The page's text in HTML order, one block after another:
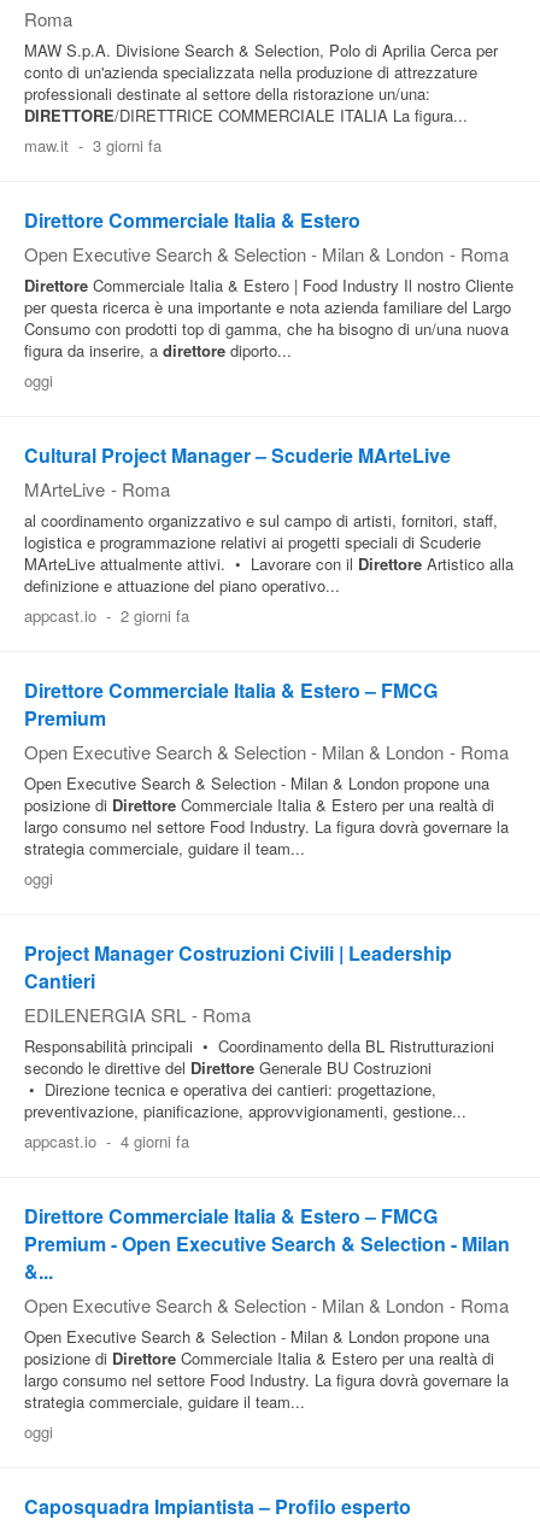
Roma
MAW S.p.A. Divisione Search & Selection, Polo di Aprilia Cerca per
conto di un'azienda specializzata nella produzione di attrezzature
professionali destinate al settore della ristorazione un/una:
DIRETTORE/DIRETTRICE COMMERCIALE ITALIA La figura...
maw.it - 3 giorni fa
Direttore Commerciale Italia & Estero
Open Executive Search & Selection - Milan & London - Roma
Direttore Commerciale Italia & Estero | Food Industry Il nostro Cliente
per questa ricerca è una importante e nota azienda familiare del Largo
Consumo con prodotti top di gamma, che ha bisogno di un/una nuova
figura da inserire, a direttore diporto...
oggi
Cultural Project Manager – Scuderie MArteLive
MArteLive - Roma
al coordinamento organizzativo e sul campo di artisti, fornitori, staff,
logistica e programmazione relativi ai progetti speciali di Scuderie
MArteLive attualmente attivi. • Lavorare con il Direttore Artistico alla
definizione e attuazione del piano operativo...
appcast.io - 2 giorni fa
Direttore Commerciale Italia & Estero – FMCG
Premium
Open Executive Search & Selection - Milan & London - Roma
Open Executive Search & Selection - Milan & London propone una
posizione di Direttore Commerciale Italia & Estero per una realtà di
largo consumo nel settore Food Industry. La figura dovrà governare la
strategia commerciale, guidare il team...
oggi
Project Manager Costruzioni Civili | Leadership
Cantieri
EDILENERGIA SRL - Roma
Responsabilità principali • Coordinamento della BL Ristrutturazioni
secondo le direttive del Direttore Generale BU Costruzioni
• Direzione tecnica e operativa dei cantieri: progettazione,
preventivazione, pianificazione, approvvigionamenti, gestione...
appcast.io - 4 giorni fa
Direttore Commerciale Italia & Estero – FMCG
Premium - Open Executive Search & Selection - Milan
&...
Open Executive Search & Selection - Milan & London - Roma
Open Executive Search & Selection - Milan & London propone una
posizione di Direttore Commerciale Italia & Estero per una realtà di
largo consumo nel settore Food Industry. La figura dovrà governare la
strategia commerciale, guidare il team...
oggi
Caposquadra Impiantista – Profilo esperto